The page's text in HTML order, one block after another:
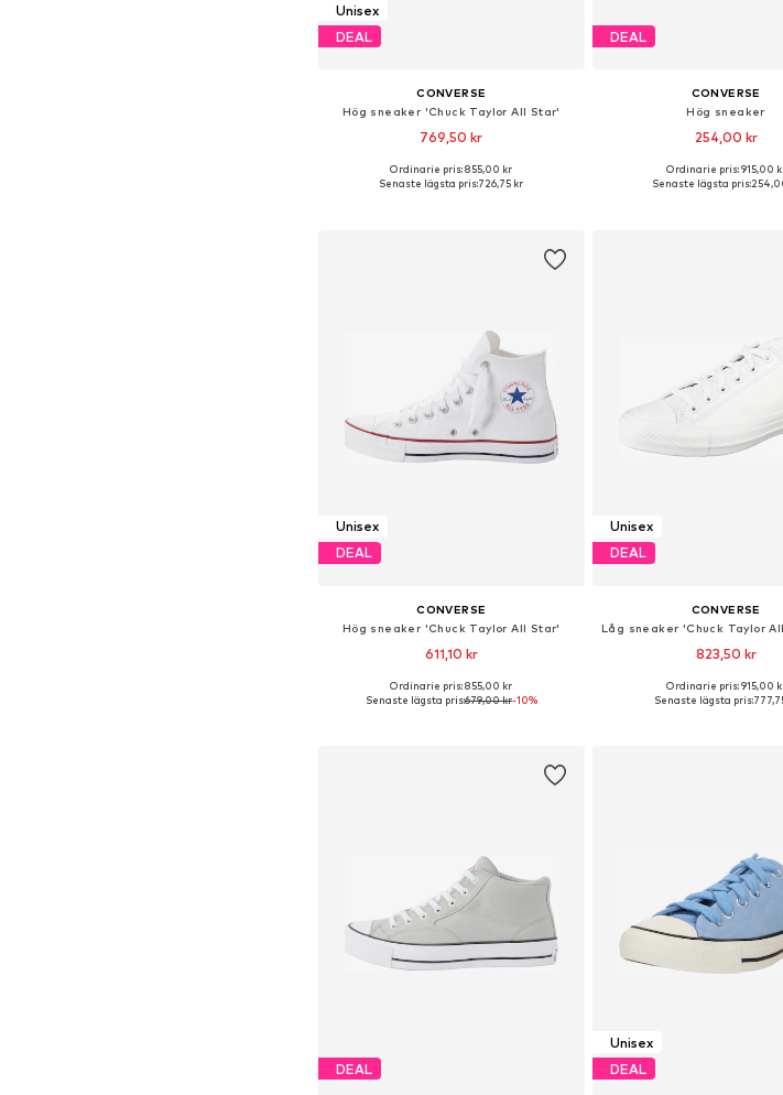
Unisex
DEAL
CONVERSE
Hög sneaker 'Chuck Taylor All Star'
769,50 kr
+4
Tillgänglig i många storlekar
Ordinarie pris: 855,00 kr
Senaste lägsta pris:726,75 kr
DEAL
CONVERSE
Hög sneaker
254,00 kr
Tillgänglig i många
Ordinarie pris: 915,00
Senaste lägsta pris:
Unisex
DEAL
CONVERSE
Hög sneaker 'Chuck Taylor All Star'
611,10 kr
Tillgänglig i många storlekar
Ordinarie pris: 855,00 kr
Senaste lägsta pris:679,00 kr-10%
Unisex
DEAL
CONVERSE
823,50 kr
Tillgänglig i många
Ordinarie pris: 915,00
Senaste lägsta pris:
DEAL
Unisex
DEAL